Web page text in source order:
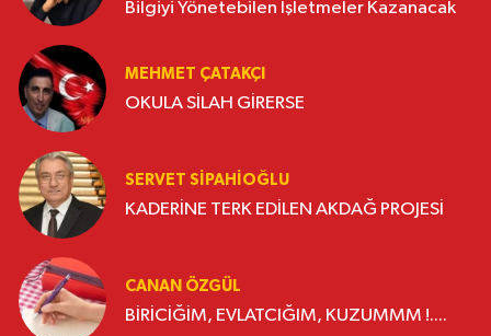
Bilgiyi Yönetebilen İşletmeler Kazanacak
MEHMET ÇATAKÇI
OKULA SİLAH GİRERSE
SERVET SİPAHİOĞLU
KADERİNE TERK EDİLEN AKDAĞ PROJESİ
CANAN ÖZGÜL
BİRİCİĞİM, EVLATCIĞIM, KUZUMMM !....